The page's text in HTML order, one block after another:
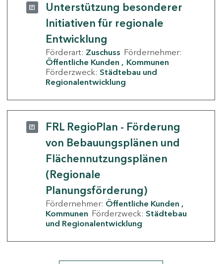
Unterstützung besonderer
Initiativen für regionale
Entwicklung
Förderart: Zuschuss Fördernehmer:
Öffentliche Kunden
Kommunen
Förderzweck: Städtebau und
Regionalentwicklung
FRL RegioPlan - Förderung
von Bebauungsplänen und
Flächennutzungsplänen
(Regionale
Planungsförderung)
Fördernehmer: Öffentliche Kunden
Kommunen Förderzweck: Städtebau
und Regionalentwicklung